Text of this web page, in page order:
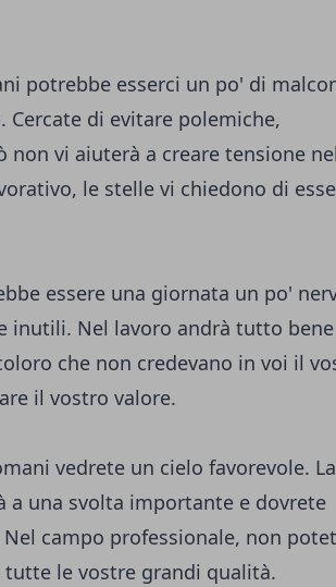
potrebbe esserci un po' di
Cercate di evitare polemiche,
vi aiuterà a creare tensione
le stelle vi chiedono di
essere una giornata un po'
inutili. Nel lavoro andrà tutto
che non credevano in voi il
il vostro valore.
vedrete un cielo favorevole. La
una svolta importante e dovrete
campo professionale, non
le vostre grandi qualità.